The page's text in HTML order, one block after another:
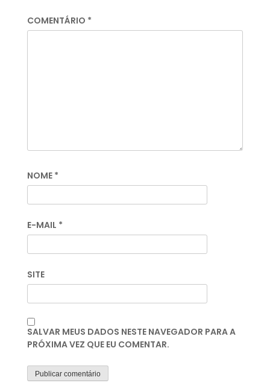
COMENTÁRIO *
NOME *
E-MAIL *
SITE
SALVAR MEUS DADOS NESTE NAVEGADOR PARA A
PRÓXIMA VEZ QUE EU COMENTAR.